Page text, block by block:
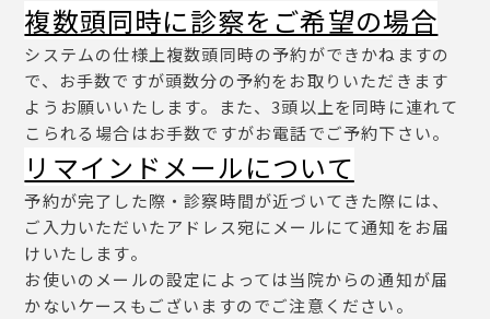
複数頭同時に診察をご希望の場合
システムの仕様上複数頭同時の予約ができかねますの
で、お手数ですが頭数分の予約をお取りいただきます
ようお願いいたします。また、3頭以上を同時に連れて
こられる場合はお手数ですがお電話でご予約下さい。
リマインドメールについて
予約が完了した際・診察時間が近づいてきた際には、
ご入力いただいたアドレス宛にメールにて通知をお届
けいたします。
お使いのメールの設定によっては当院からの通知が届
かないケースもございますのでご注意ください。